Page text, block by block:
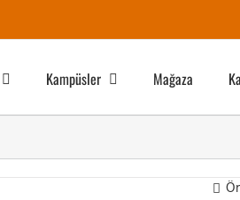
Kampüsler Mağaza